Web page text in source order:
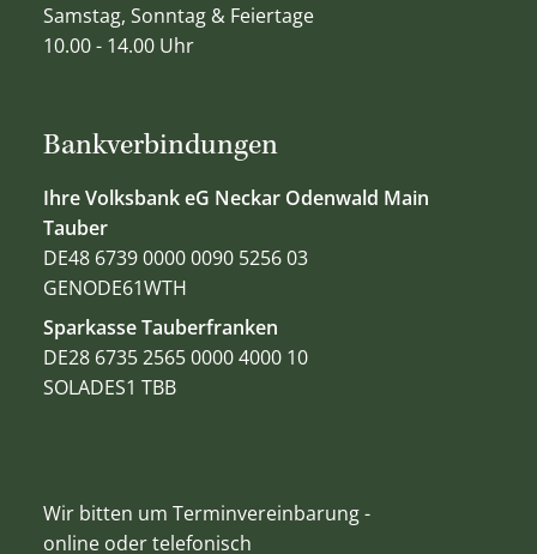
Bankverbindungen
Ihre Volksbank eG Neckar Odenwald Main
Tauber
DE48 6739 0000 0090 5256 03
GENODE61WTH
Sparkasse Tauberfranken
DE28 6735 2565 0000 4000 10
SOLADES1 TBB
Wir bitten um Terminvereinbarung -
online oder telefonisch
Samstag, Sonntag & Feiertage
10.00 - 14.00 Uhr